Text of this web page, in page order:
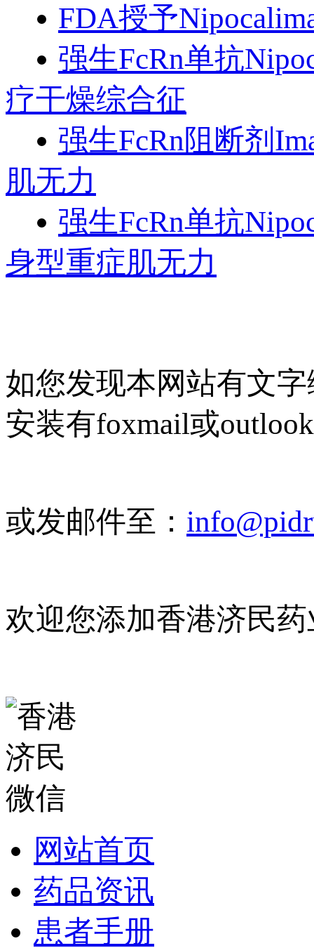
FDA授予
强生FcRn单抗
疗干燥综合征
强生FcRn阻断剂
肌无力
强生FcRn单抗
身型重症肌无力
如您发现本网站有文
安装有foxmail或
或发邮件至：
欢迎您添加香港济民
网站首页
药品资讯
患者手册